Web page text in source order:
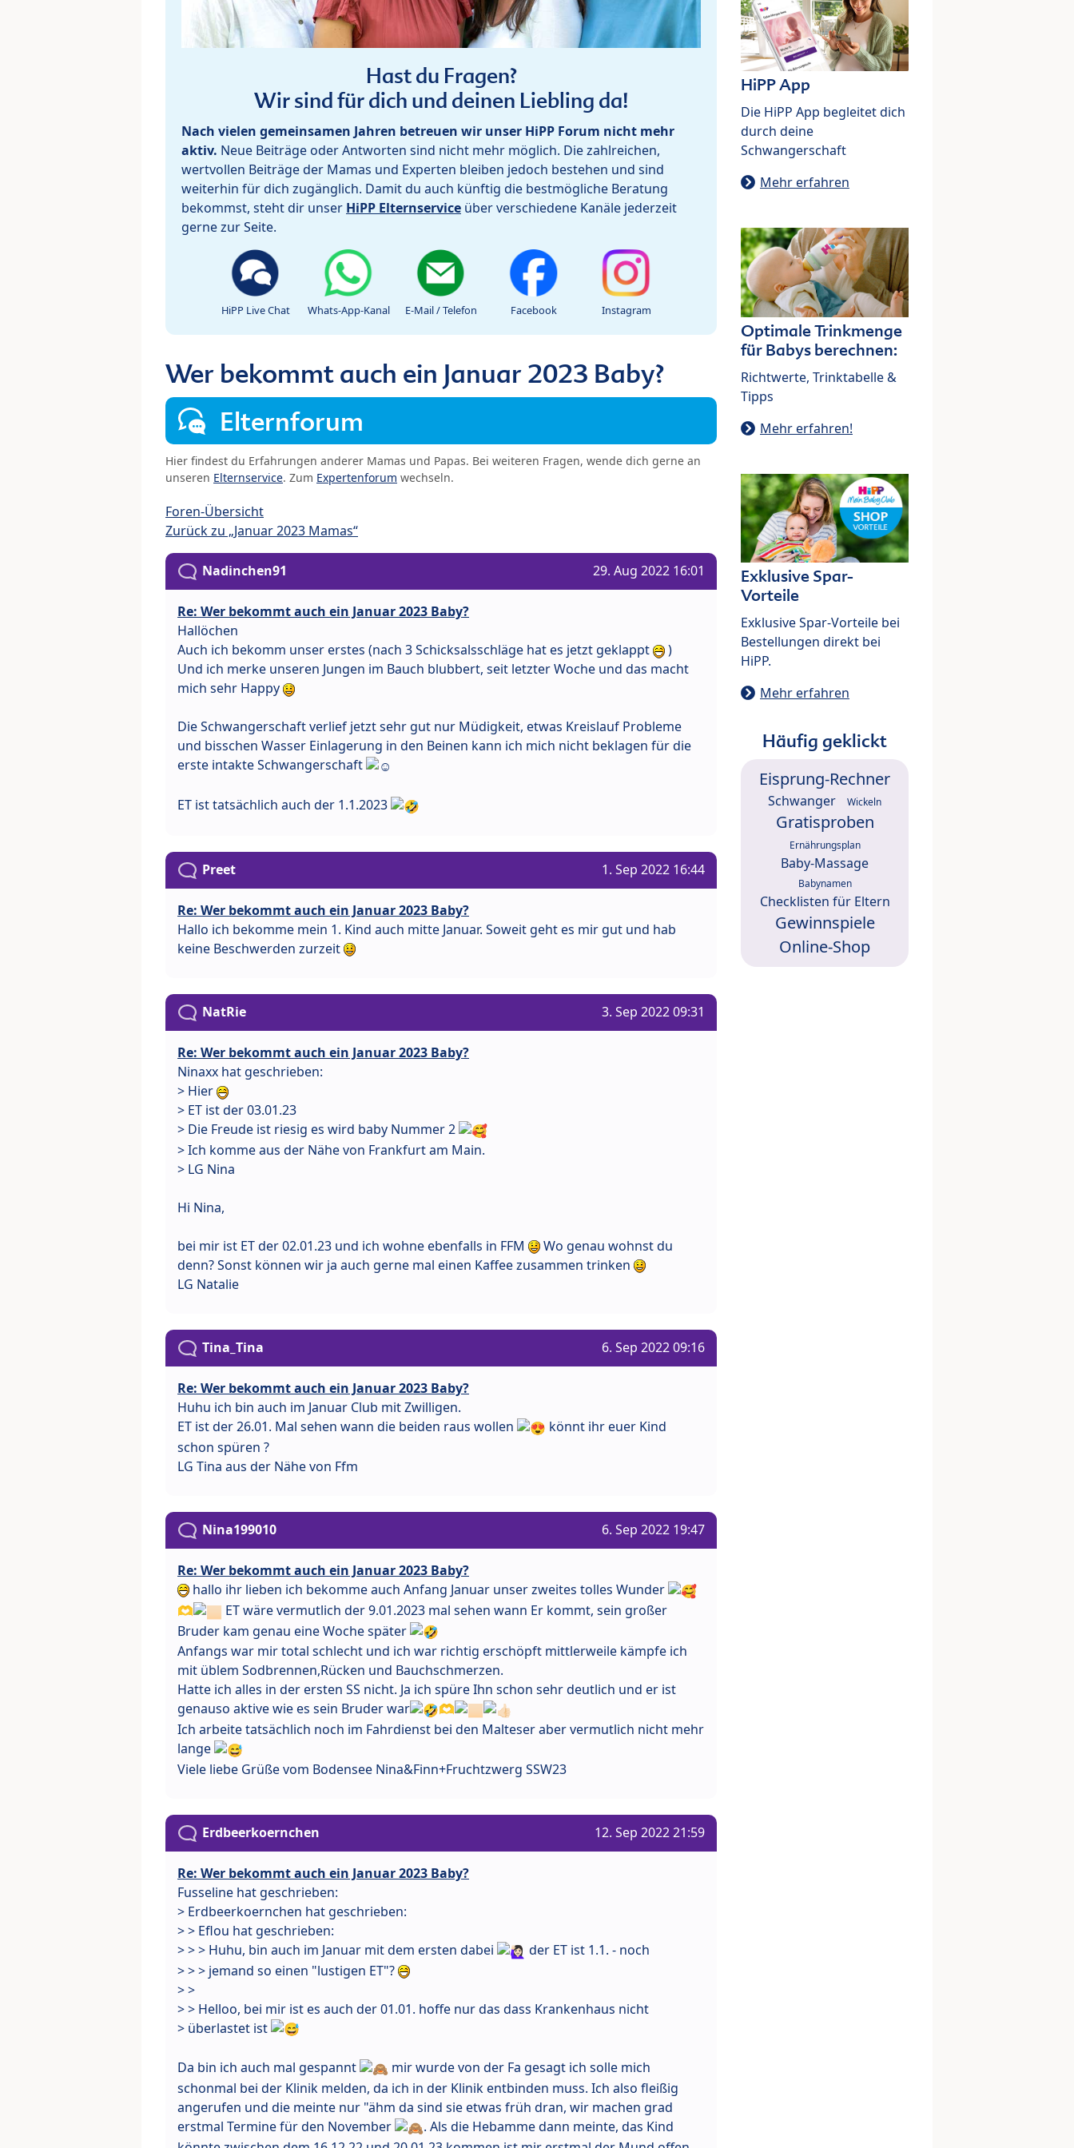
Hast du Fragen?
Wir sind für dich und deinen Liebling da!
Nach vielen gemeinsamen Jahren betreuen wir unser HiPP Forum nicht mehr
aktiv. Neue Beiträge oder Antworten sind nicht mehr möglich. Die zahlreichen,
wertvollen Beiträge der Mamas und Experten bleiben jedoch bestehen und sind
weiterhin für dich zugänglich. Damit du auch künftig die bestmögliche Beratung
bekommst, steht dir unser HiPP Elternservice über verschiedene Kanäle jederzeit
gerne zur Seite.
HiPP Live Chat Whats-App-Kanal E-Mail / Telefon Facebook Instagram
Wer bekommt auch ein Januar 2023 Baby?
Elternforum
Hier findest du Erfahrungen anderer Mamas und Papas. Bei weiteren Fragen, wende dich gerne an
unseren Elternservice. Zum Expertenforum wechseln.
Foren-Übersicht
Zurück zu „Januar 2023 Mamas“
Nadinchen91 29. Aug 2022 16:01
Re: Wer bekommt auch ein Januar 2023 Baby?
Hallöchen
Auch ich bekomm unser erstes (nach 3 Schicksalsschläge hat es jetzt geklappt
)
Und ich merke unseren Jungen im Bauch blubbert, seit letzter Woche und das macht
mich sehr Happy
Die Schwangerschaft verlief jetzt sehr gut nur Müdigkeit, etwas Kreislauf Probleme
und bisschen Wasser Einlagerung in den Beinen kann ich mich nicht beklagen für die
erste intakte Schwangerschaft
ET ist tatsächlich auch der 1.1.2023
Preet 1. Sep 2022 16:44
Re: Wer bekommt auch ein Januar 2023 Baby?
Hallo ich bekomme mein 1. Kind auch mitte Januar. Soweit geht es mir gut und hab
keine Beschwerden zurzeit
NatRie 3. Sep 2022 09:31
Re: Wer bekommt auch ein Januar 2023 Baby?
Ninaxx hat geschrieben:
> Hier
> ET ist der 03.01.23
> Die Freude ist riesig es wird baby Nummer 2
> Ich komme aus der Nähe von Frankfurt am Main.
> LG Nina
Hi Nina,
bei mir ist ET der 02.01.23 und ich wohne ebenfalls in FFM
Wo genau wohnst du
denn? Sonst können wir ja auch gerne mal einen Kaffee zusammen trinken
LG Natalie
Tina_Tina 6. Sep 2022 09:16
Re: Wer bekommt auch ein Januar 2023 Baby?
Huhu ich bin auch im Januar Club mit Zwilligen.
ET ist der 26.01. Mal sehen wann die beiden raus wollen
könnt ihr euer Kind
schon spüren ?
LG Tina aus der Nähe von Ffm
Nina199010 6. Sep 2022 19:47
Re: Wer bekommt auch ein Januar 2023 Baby?
hallo ihr lieben ich bekomme auch Anfang Januar unser zweites tolles Wunder
🫶
ET wäre vermutlich der 9.01.2023 mal sehen wann Er kommt, sein großer
Bruder kam genau eine Woche später
Anfangs war mir total schlecht und ich war richtig erschöpft mittlerweile kämpfe ich
mit üblem Sodbrennen,Rücken und Bauchschmerzen.
Hatte ich alles in der ersten SS nicht. Ja ich spüre Ihn schon sehr deutlich und er ist
genauso aktive wie es sein Bruder war
🫶
Ich arbeite tatsächlich noch im Fahrdienst bei den Malteser aber vermutlich nicht mehr
lange
Viele liebe Grüße vom Bodensee Nina&Finn+Fruchtzwerg SSW23
Erdbeerkoernchen 12. Sep 2022 21:59
Re: Wer bekommt auch ein Januar 2023 Baby?
Fusseline hat geschrieben:
> Erdbeerkoernchen hat geschrieben:
> > Eflou hat geschrieben:
> > > Huhu, bin auch im Januar mit dem ersten dabei
der ET ist 1.1. - noch
> > > jemand so einen "lustigen ET"?
> >
> > Helloo, bei mir ist es auch der 01.01. hoffe nur das dass Krankenhaus nicht
> überlastet ist
Da bin ich auch mal gespannt
mir wurde von der Fa gesagt ich solle mich
schonmal bei der Klinik melden, da ich in der Klinik entbinden muss. Ich also fleißig
angerufen und die meinte nur "ähm da sind sie etwas früh dran, wir machen grad
erstmal Termine für den November
. Als die Hebamme dann meinte, das Kind
HiPP App
Die HiPP App begleitet dich
durch deine
Schwangerschaft
Mehr erfahren
Optimale Trinkmenge
für Babys berechnen:
Richtwerte, Trinktabelle &
Tipps
Mehr erfahren!
Exklusive Spar-
Vorteile
Exklusive Spar-Vorteile bei
Bestellungen direkt bei
HiPP.
Mehr erfahren
Häufig geklickt
Eisprung-Rechner
Schwanger Wickeln
Gratisproben
Ernährungsplan
Baby-Massage
Babynamen
Checklisten für Eltern
Gewinnspiele
Online-Shop